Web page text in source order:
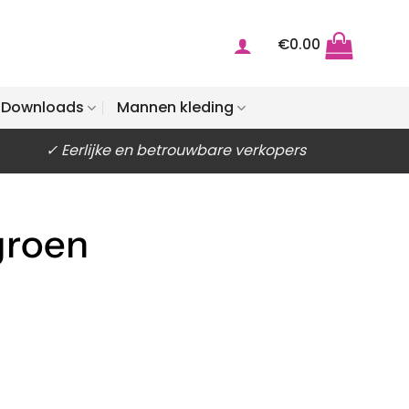
€0.00
Downloads Mannen kleding
✓ Eerlijke en betrouwbare verkopers